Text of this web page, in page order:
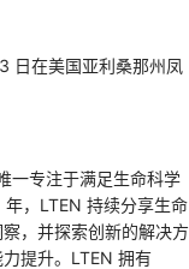
日在美国亚利桑那州凤
一专注于满足生命科学
，LTEN 持续分享生命
，并探索创新的解决方
提升。LTEN 拥有